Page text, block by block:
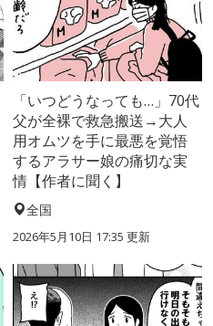
「いつどうなっても…」70代
父が全裸で救急搬送→大人
用オムツを手に最悪を覚悟
するアラサー娘の痛切な実
情【作者に聞く】
全国
2026年5月10日 17:35 更新